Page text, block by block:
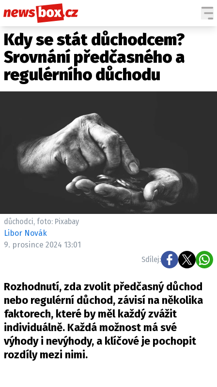
DOMÁCÍ
ZAHRANIČÍ
KRIMI
SPOLEČNOST
SPORT
ČESKÉ CELEBRITY
SVĚTOVÉ CELEBRITY
SLEDUJTE NÁS NA
Máte příběh, fotku nebo video?
Pošlete e-mail na newsbox.cz
KONTAKT
VYDAVATEL
INZERCE
OSOBNÍ ÚDAJE / COOKIES
VOLNÁ MÍSTA
Kdy se stát důchodcem?
Srovnání předčasného a
regulérního důchodu
důchodci, foto: Pixabay
Libor Novák
9. prosince 2024 13:01
Sdílej:
Rozhodnutí, zda zvolit předčasný důchod
nebo regulérní důchod, závisí na několika
faktorech, které by měl každý zvážit
individuálně. Každá možnost má své
výhody i nevýhody, a klíčové je pochopit
rozdíly mezi nimi.